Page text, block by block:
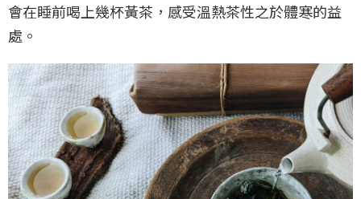
會在睡前喝上幾杯黃茶，感受溫熱茶性之於體寒的益
處。